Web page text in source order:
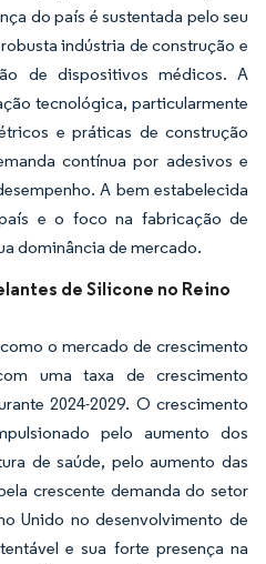
do país é sustentada pelo seu
indústria de construção e
de dispositivos médicos. A
tecnológica, particularmente
e práticas de construção
contínua por adesivos e
A bem estabelecida
e o foco na fabricação de
dominância de mercado.
de Silicone no Reino
o mercado de crescimento
uma taxa de crescimento
2024-2029. O crescimento
pelo aumento dos
de saúde, pelo aumento das
crescente demanda do setor
Unido no desenvolvimento de
e sua forte presença na